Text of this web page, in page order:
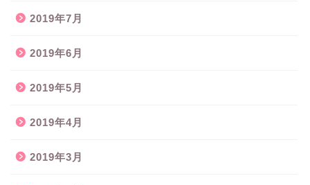
2019年7月
2019年6月
2019年5月
2019年4月
2019年3月